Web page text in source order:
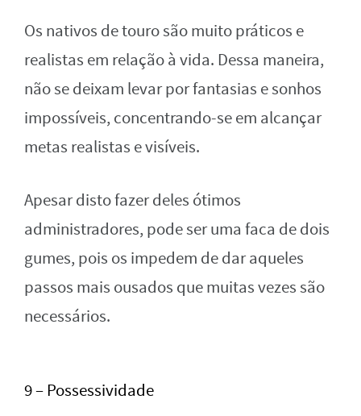
Os nativos de touro são muito práticos e
realistas em relação à vida. Dessa maneira,
não se deixam levar por fantasias e sonhos
impossíveis, concentrando-se em alcançar
metas realistas e visíveis.
Apesar disto fazer deles ótimos
administradores, pode ser uma faca de dois
gumes, pois os impedem de dar aqueles
passos mais ousados que muitas vezes são
necessários.
9 – Possessividade